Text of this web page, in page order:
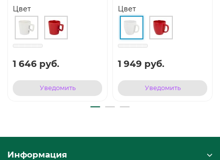
Цвет
1 646 руб.
Уведомить
Цвет
1 949 руб.
Уведомить
Информация